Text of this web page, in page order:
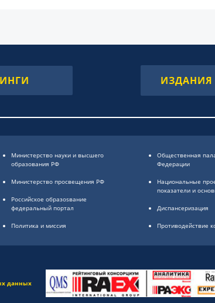
ИЗДАНИЯ
Министерство науки и высшего
образования РФ
Министерство просвещения РФ
Российское образоsвание
федеральный портал
Политика и миссия
Общественная
Федерации
Национальные
показатели и
Диспансеризация
Противодействие
данных